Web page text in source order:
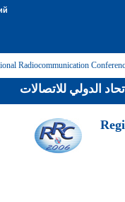
الدولي للاتصالات